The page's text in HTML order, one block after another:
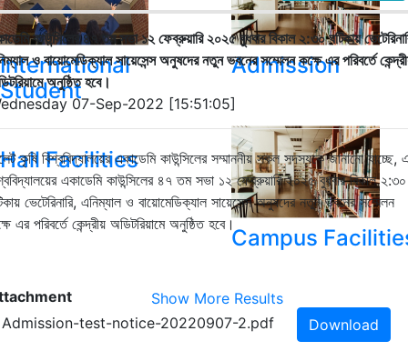
International
Student
Admission
Hall Facilities
Campus
Show More Results
কাউন্সিলের ৪৭ তম সভা ১২ ফেব্রুয়ারি ২০২৫ বুধবার বিকাল ২:৩০ ঘটিকায়
ও বায়োমেডিক্যাল সায়েসেন্স অনুষদের নতুন ভবনের সম্মেলন কক্ষে এর পরিবর্তে
অনুষ্ঠিত হবে।
07-Sep-2022 [15:51:05]
কৃষি বিশ্ববিদ্যালয়ের একাডেমি কাউন্সিলের সম্মাননীয় সকল সদস্যকে জানানো যাচ্ছে,
একাডেমি কাউন্সিলের ৪৭ তম সভা ১২ ফেব্রুয়ারি ২০২৫ বুধবার বিকাল ২:৩০
ভেটেরিনারি, এনিম্যাল ও বায়োমেডিক্যাল সায়েসেন্স অনুষদের নতুন ভবনের সম্মেলন
এর পরিবর্তে কেন্দ্রীয় অডিটরিয়ামে অনুষ্ঠিত হবে।
Admission-test-notice-20220907-2.pdf
Download